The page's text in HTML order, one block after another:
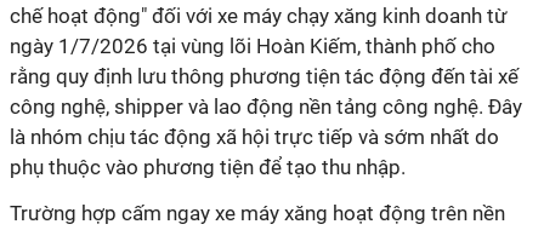
chế hoạt động" đối với xe máy chạy xăng kinh doanh từ
ngày 1/7/2026 tại vùng lõi Hoàn Kiếm, thành phố cho
rằng quy định lưu thông phương tiện tác động đến tài xế
công nghệ, shipper và lao động nền tảng công nghệ. Đây
là nhóm chịu tác động xã hội trực tiếp và sớm nhất do
phụ thuộc vào phương tiện để tạo thu nhập.
Trường hợp cấm ngay xe máy xăng hoạt động trên nền